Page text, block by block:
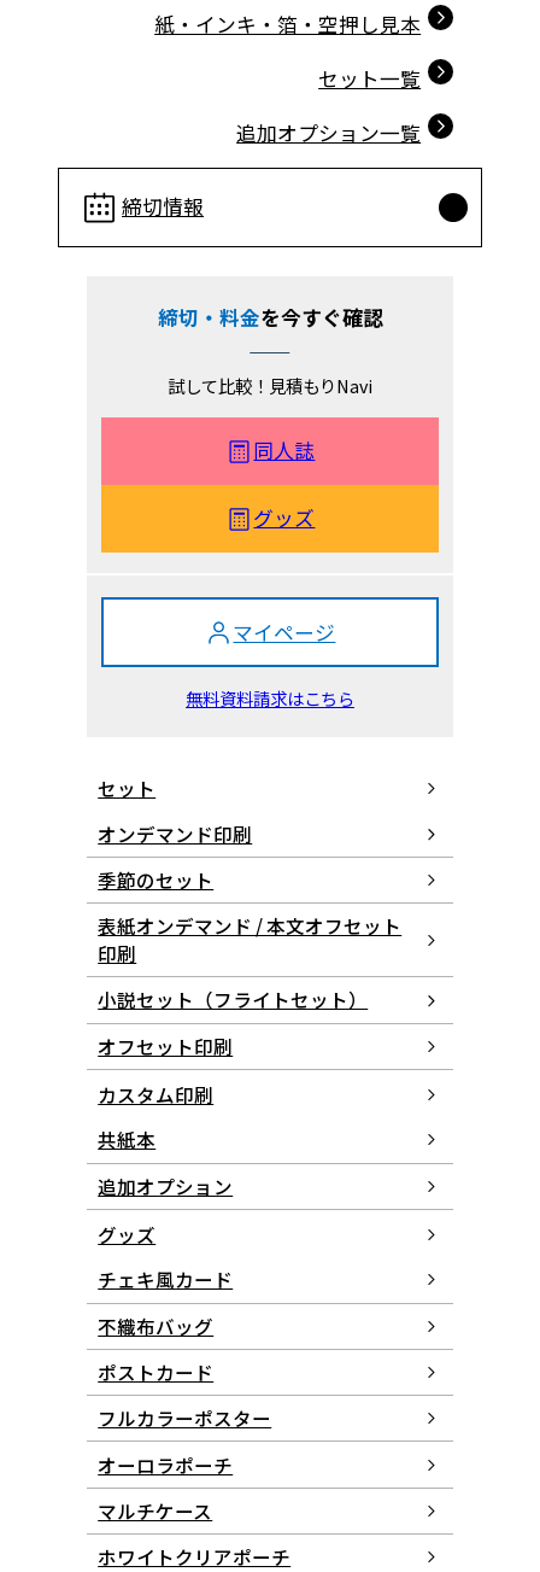
締切情報
締切・料金を今すぐ確認
試して比較！見積もりNavi
同人誌
グッズ
マイページ
無料資料請求はこちら
セット
オンデマンド印刷
季節のセット
表紙オンデマンド / 本文オフセット
印刷
小説セット（フライトセット）
オフセット印刷
カスタム印刷
共紙本
追加オプション
グッズ
チェキ風カード
不織布バッグ
ポストカード
フルカラーポスター
オーロラポーチ
マルチケース
ホワイトクリアポーチ
紙・インキ・箔・空押し見本
セット一覧
追加オプション一覧